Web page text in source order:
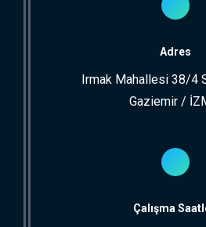
Adres
Irmak Mahallesi 38/4
Gaziemir /
Çalışma